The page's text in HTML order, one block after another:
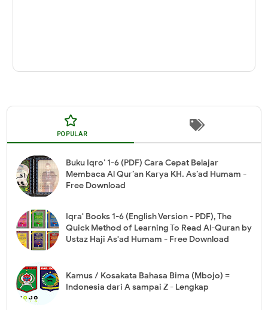
POPULAR
Buku Iqro’ 1-6 (PDF) Cara Cepat Belajar
Membaca Al Qur’an Karya KH. As’ad Humam -
Free Download
Iqra' Books 1-6 (English Version - PDF), The
Quick Method of Learning To Read Al-Quran by
Ustaz Haji As'ad Humam - Free Download
Kamus / Kosakata Bahasa Bima (Mbojo) =
Indonesia dari A sampai Z - Lengkap